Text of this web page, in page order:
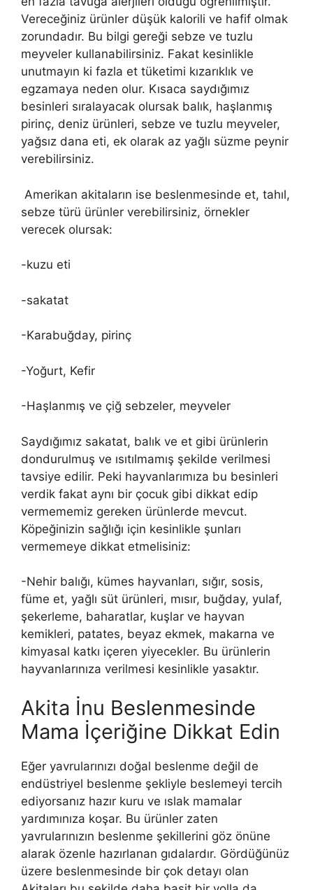
Vereceğiniz ürünler düşük kalorili ve hafif olmak
zorundadır. Bu bilgi gereği sebze ve tuzlu
meyveler kullanabilirsiniz. Fakat kesinlikle
unutmayın ki fazla et tüketimi kızarıklık ve
egzamaya neden olur. Kısaca saydığımız
besinleri sıralayacak olursak balık, haşlanmış
pirinç, deniz ürünleri, sebze ve tuzlu meyveler,
yağsız dana eti, ek olarak az yağlı süzme peynir
verebilirsiniz.
Amerikan akitaların ise beslenmesinde et, tahıl,
sebze türü ürünler verebilirsiniz, örnekler
verecek olursak:
-kuzu eti
-sakatat
-Karabuğday, pirinç
-Yoğurt, Kefir
-Haşlanmış ve çiğ sebzeler, meyveler
Saydığımız sakatat, balık ve et gibi ürünlerin
dondurulmuş ve ısıtılmamış şekilde verilmesi
tavsiye edilir. Peki hayvanlarımıza bu besinleri
verdik fakat aynı bir çocuk gibi dikkat edip
vermememiz gereken ürünlerde mevcut.
Köpeğinizin sağlığı için kesinlikle şunları
vermemeye dikkat etmelisiniz:
-Nehir balığı, kümes hayvanları, sığır, sosis,
füme et, yağlı süt ürünleri, mısır, buğday, yulaf,
şekerleme, baharatlar, kuşlar ve hayvan
kemikleri, patates, beyaz ekmek, makarna ve
kimyasal katkı içeren yiyecekler. Bu ürünlerin
hayvanlarınıza verilmesi kesinlikle yasaktır.
Akita İnu Beslenmesinde
Mama İçeriğine Dikkat Edin
Eğer yavrularınızı doğal beslenme değil de
endüstriyel beslenme şekliyle beslemeyi tercih
ediyorsanız hazır kuru ve ıslak mamalar
yardımınıza koşar. Bu ürünler zaten
yavrularınızın beslenme şekillerini göz önüne
alarak özenle hazırlanan gıdalardır. Gördüğünüz
üzere beslenmesinde bir çok detayı olan